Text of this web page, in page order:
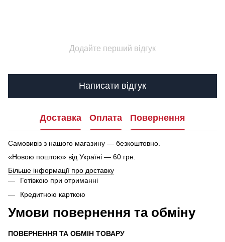
Додайте перший відгук
Написати відгук
Доставка Оплата Повернення
Самовивіз з нашого магазину — безкоштовно.
«Новою поштою» від Україні — 60 грн.
Більше інформації про доставку
Готівкою при отриманні
Кредитною карткою
Умови повернення та обміну
ПОВЕРНЕННЯ ТА ОБМІН ТОВАРУ